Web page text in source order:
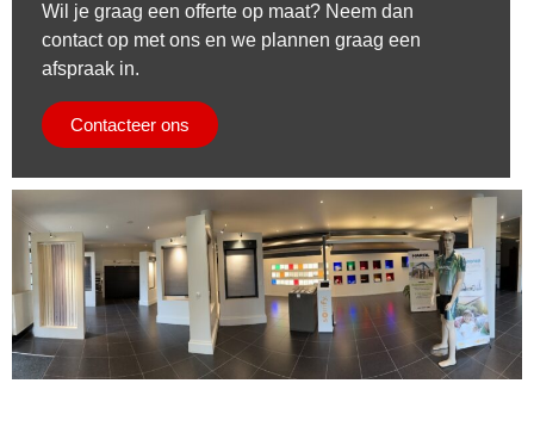
Wil je graag een offerte op maat? Neem dan
contact op met ons en we plannen graag een
afspraak in.
Contacteer ons